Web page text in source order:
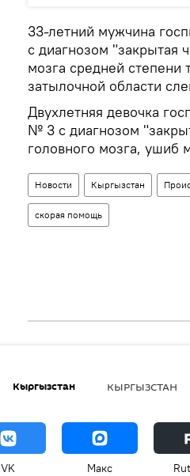
33-летний мужчина
с диагнозом "закрытая
мозга средней
затылочной области
Двухлетняя девочка
№ 3 с диагнозом
головного мозга, ушиб
Новости Кыргызстан
скорая помощь
Кыргызстан КЫРГЫЗСТАН
VK Макс